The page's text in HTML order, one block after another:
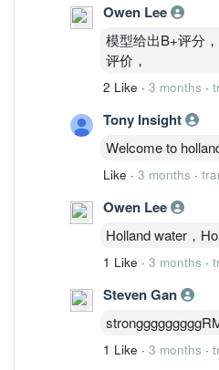
这不是持续趋势，而
第一波资金抢筹结
3️⃣ 日线（当前交易核
结论：趋势转多，但
已重新站上云层（
MACD强势金叉
但问题在：
接近2.00强压区
Fisher接近高位（短
? 结论
日线是“多头结构 +
结论：已经从主升 →
MACD高位但开始趋
OBV快速拉升后开始
Owen Lee
模型给出B+评分
评价，
2 Like · 3 months ·
Tony Insight
Welcome to
Like · 3 months ·
Owen Lee
Holland water，
1 Like · 3 months ·
Steven Gan
1 Like · 3 months ·